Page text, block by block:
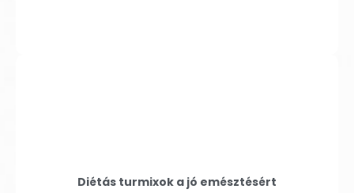
Diétás turmixok a jó emésztésért